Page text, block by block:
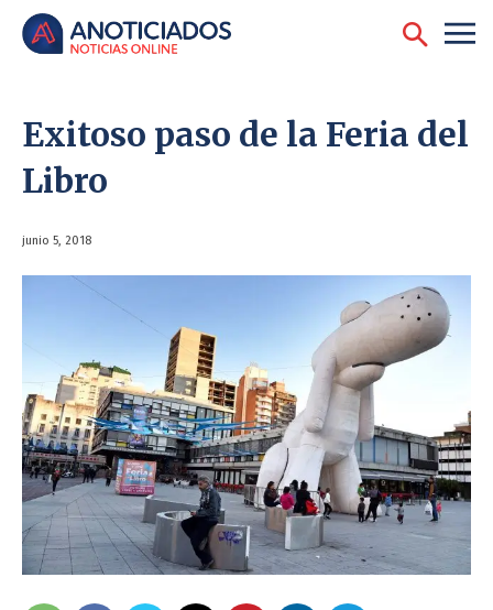
Exitoso paso de la Feria del
Libro
junio 5, 2018